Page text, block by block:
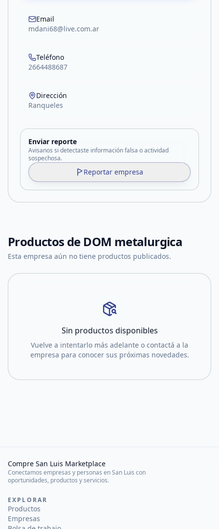
Email
mdani68@live.com.ar
Teléfono
2664488687
Dirección
Ranqueles
Enviar reporte
Avisanos si detectaste información falsa o actividad
sospechosa.
Reportar empresa
Productos de DOM metalurgica
Esta empresa aún no tiene productos publicados.
Sin productos disponibles
Vuelve a intentarlo más adelante o contactá a la
empresa para conocer sus próximas novedades.
Compre San Luis Marketplace
Conectamos empresas y personas en San Luis con
oportunidades, productos y servicios.
EXPLORAR
Productos
Empresas